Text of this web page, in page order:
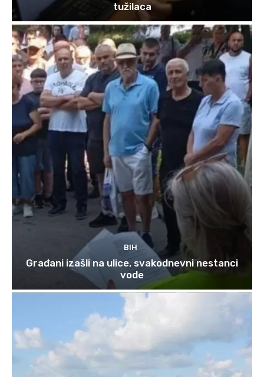
tužilaca
BIH
Građani izašli na ulice, svakodnevni nestanci
vode